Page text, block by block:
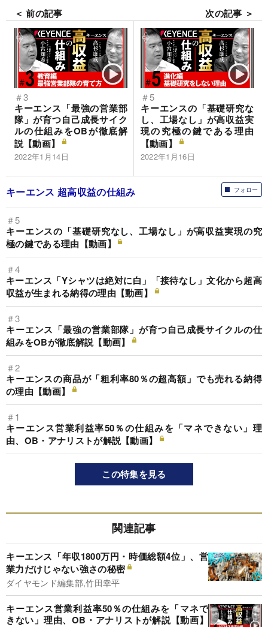
＜ 前の記事
＃3
キーエンス「最強の営業部
隊」が育つ自己成長サイク
ルの仕組みをOBが徹底解
説【動画】
2022年1月14日
次の記事 ＞
＃5
キーエンスの「基礎研究な
し、工場なし」が高収益実
現の究極の鍵である理由
【動画】
2022年1月16日
フォロー
キーエンス 超高収益の仕組み
＃5
キーエンスの「基礎研究なし、工場なし」が高収益実現の究
極の鍵である理由【動画】
＃4
キーエンス「Yシャツは絶対に白」「接待なし」文化から超高
収益が生まれる納得の理由【動画】
＃3
キーエンス「最強の営業部隊」が育つ自己成長サイクルの仕
組みをOBが徹底解説【動画】
＃2
キーエンスの商品が「粗利率80％の超高額」でも売れる納得
の理由【動画】
＃1
キーエンス営業利益率50％の仕組みを「マネできない」理
由、OB・アナリストが解説【動画】
この特集を見る
関連記事
キーエンス「年収1800万円・時価総額4位」、営
業力だけじゃない強さの秘密
ダイヤモンド編集部,竹田幸平
キーエンス営業利益率50％の仕組みを「マネで
きない」理由、OB・アナリストが解説【動画】